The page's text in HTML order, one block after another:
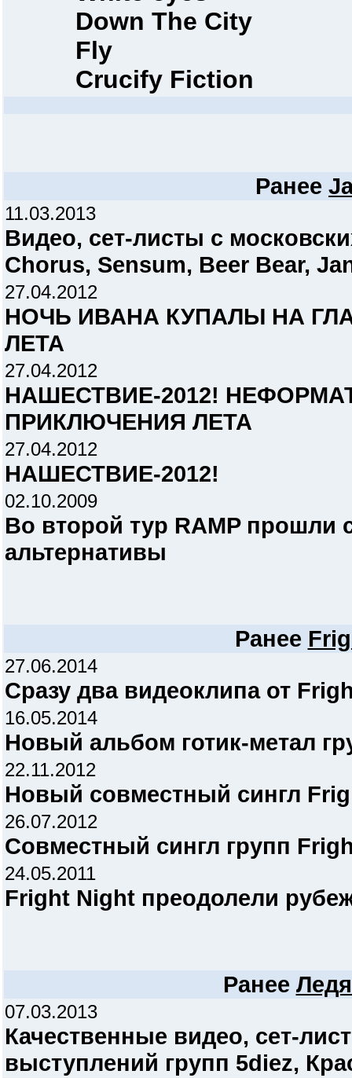
Down The City
Fly
Crucify Fiction
Ранее
11.03.2013
Видео, сет-листы c
Chorus, Sensum, Beer Bear,
27.04.2012
НОЧЬ ИВАНА КУПАЛЫ НА
ЛЕТА
27.04.2012
НАШЕСТВИЕ-2012!
ПРИКЛЮЧЕНИЯ ЛЕТА
27.04.2012
НАШЕСТВИЕ-2012!
02.10.2009
Во второй тур RAMP прошли
альтернативы
Ранее
27.06.2014
Сразу два видеоклипа от
16.05.2014
Новый альбом готик-метал
22.11.2012
Новый совместный сингл
26.07.2012
Совместный сингл групп
24.05.2011
Fright Night преодолели
Ранее
07.03.2013
Качественные видео, сет-
выступлений групп 5diez,